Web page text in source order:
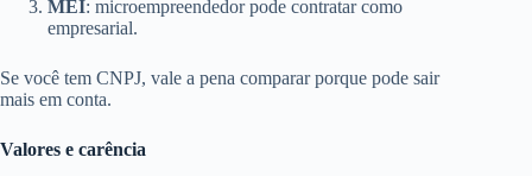
MEI: microempreendedor pode contratar como
empresarial.
Se você tem CNPJ, vale a pena comparar porque pode sair
mais em conta.
Valores e carência